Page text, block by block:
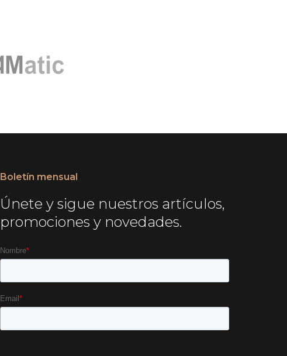
Boletín mensual
Únete y sigue nuestros artículos,
promociones y novedades.